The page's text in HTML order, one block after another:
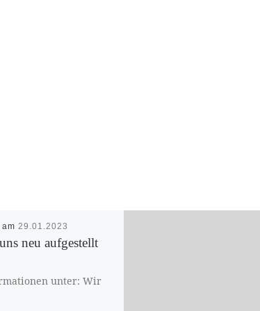
29.01.2023
neu aufgestellt
unter: Wir